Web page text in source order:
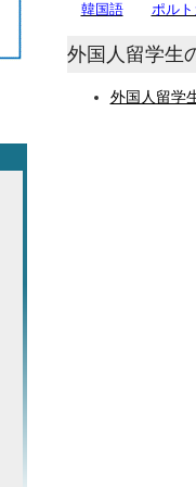
韓国語 ポル
外国人留学生
外国人留学